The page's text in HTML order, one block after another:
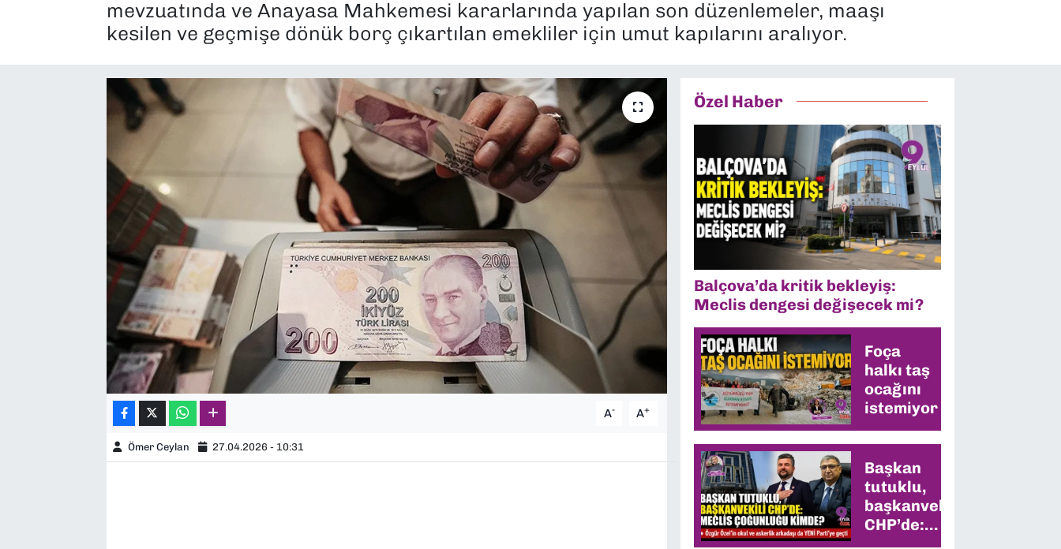
mevzuatında ve Anayasa Mahkemesi kararlarında yapılan son düzenlemeler, maaşı
kesilen ve geçmişe dönük borç çıkartılan emekliler için umut kapılarını aralıyor.
A- A+
Ömer Ceylan 27.04.2026 - 10:31
Özel Haber
Balçova’da kritik bekleyiş:
Meclis dengesi değişecek mi?
Foça
halkı taş
ocağını
istemiyor
Başkan
tutuklu,
başkanvekili
CHP’de:
Meclis
YEREL YÖNETİMLER